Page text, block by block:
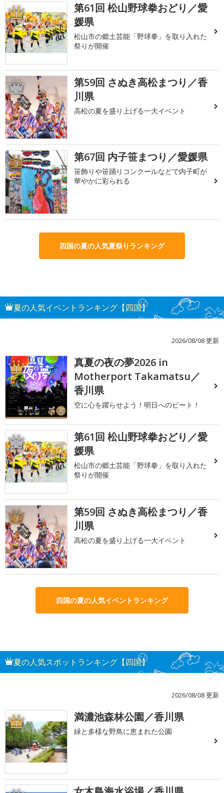
1
第61回 松山野球拳おどり／愛
媛県
松山市の郷土芸能「野球拳」を取り入れた
祭りが開催
2
第59回 さぬき高松まつり／香
川県
高松の夏を盛り上げる一大イベント
3 第67回 内子笹まつり／愛媛県
笹飾りや笹踊りコンクールなどで内子町が
華やかに彩られる
四国の夏の人気夏祭りランキング
夏の人気イベントランキング【四国】
2026/08/08 更新
1
真夏の夜の夢2026 in
Motherport Takamatsu／
香川県
空に心を躍らせよう！明日へのビート！
2
第61回 松山野球拳おどり／愛
媛県
松山市の郷土芸能「野球拳」を取り入れた
祭りが開催
3
第59回 さぬき高松まつり／香
川県
高松の夏を盛り上げる一大イベント
四国の夏の人気イベントランキング
夏の人気スポットランキング【四国】
2026/08/08 更新
1 満濃池森林公園／香川県
緑と多様な野鳥に恵まれた公園